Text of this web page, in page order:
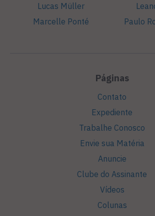
Lucas Müller
Marcelle Ponté
Paulo
Páginas
Contato
Expediente
Trabalhe Conosco
Envie sua Matéria
Anuncie
Clube do Assinante
Vídeos
Colunas